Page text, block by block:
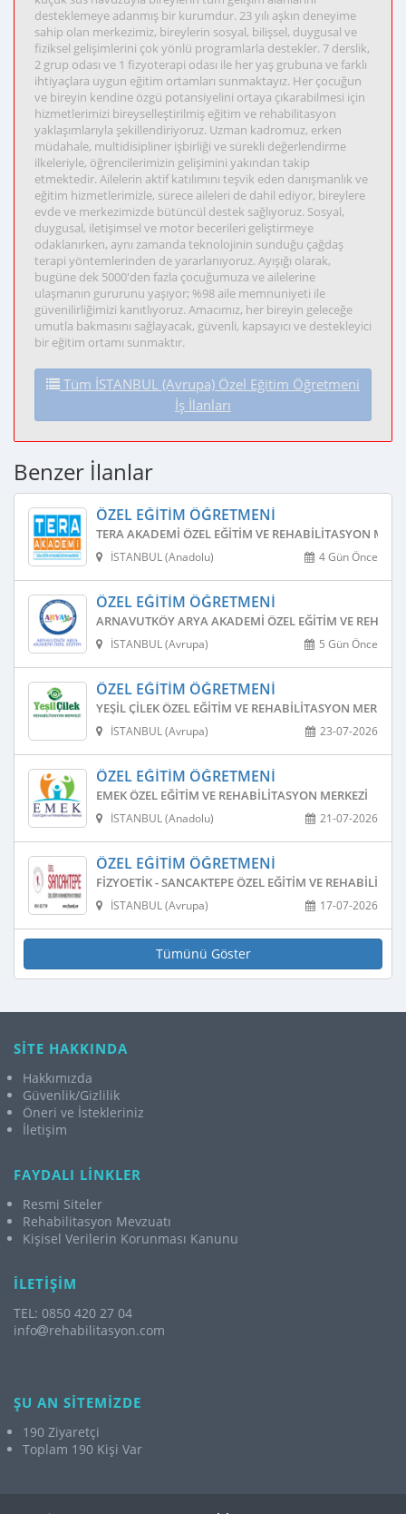
desteklemeye adanmış bir kurumdur. 23 yılı aşkın deneyime
sahip olan merkezimiz, bireylerin sosyal, bilişsel, duygusal ve
fiziksel gelişimlerini çok yönlü programlarla destekler. 7 derslik,
2 grup odası ve 1 fizyoterapi odası ile her yaş grubuna ve farklı
ihtiyaçlara uygun eğitim ortamları sunmaktayız. Her çocuğun
ve bireyin kendine özgü potansiyelini ortaya çıkarabilmesi için
hizmetlerimizi bireyselleştirilmiş eğitim ve rehabilitasyon
yaklaşımlarıyla şekillendiriyoruz. Uzman kadromuz, erken
müdahale, multidisipliner işbirliği ve sürekli değerlendirme
ilkeleriyle, öğrencilerimizin gelişimini yakından takip
etmektedir. Ailelerin aktif katılımını teşvik eden danışmanlık ve
eğitim hizmetlerimizle, sürece aileleri de dahil ediyor, bireylere
evde ve merkezimizde bütüncül destek sağlıyoruz. Sosyal,
duygusal, iletişimsel ve motor becerileri geliştirmeye
odaklanırken, aynı zamanda teknolojinin sunduğu çağdaş
terapi yöntemlerinden de yararlanıyoruz. Ayışığı olarak,
bugüne dek 5000'den fazla çocuğumuza ve ailelerine
ulaşmanın gururunu yaşıyor; %98 aile memnuniyeti ile
güvenilirliğimizi kanıtlıyoruz. Amacımız, her bireyin geleceğe
umutla bakmasını sağlayacak, güvenli, kapsayıcı ve destekleyici
bir eğitim ortamı sunmaktır.
Tüm İSTANBUL (Avrupa) Özel Eğitim Öğretmeni
İş İlanları
Benzer İlanlar
ÖZEL EĞITIM ÖĞRETMENI
TERA AKADEMI ÖZEL EĞITIM VE REHABILITASYON
4 Gün Önce
İSTANBUL (Anadolu)
ÖZEL EĞITIM ÖĞRETMENI
ARNAVUTKÖY ARYA AKADEMI ÖZEL EĞITIM VE
5 Gün Önce
İSTANBUL (Avrupa)
ÖZEL EĞITIM ÖĞRETMENI
YEŞIL ÇILEK ÖZEL EĞITIM VE REHABILITASYON MERKEZI
23-07-2026
İSTANBUL (Avrupa)
ÖZEL EĞITIM ÖĞRETMENI
EMEK ÖZEL EĞITIM VE REHABILITASYON MERKEZI
21-07-2026
İSTANBUL (Anadolu)
ÖZEL EĞITIM ÖĞRETMENI
FIZYOETIK - SANCAKTEPE ÖZEL EĞITIM VE
17-07-2026
İSTANBUL (Avrupa)
Tümünü Göster
SİTE HAKKINDA
Hakkımızda
Güvenlik/Gizlilik
Öneri ve İstekleriniz
İletişim
FAYDALI LİNKLER
Resmi Siteler
Rehabilitasyon Mevzuatı
Kişisel Verilerin Korunması Kanunu
İLETİŞİM
TEL: 0850 420 27 04
info
rehabilitasyon.com
ŞU AN SİTEMİZDE
190 Ziyaretçi
Toplam 190 Kişi Var